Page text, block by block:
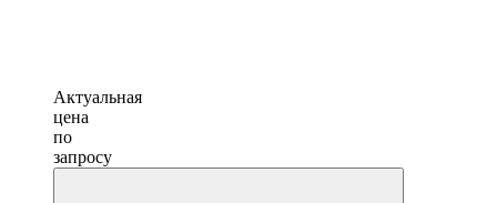
Актуальная
цена
по
запросу